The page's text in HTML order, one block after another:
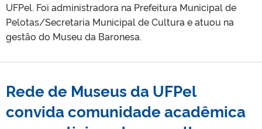
UFPel. Foi administradora na Prefeitura Municipal de
Pelotas/Secretaria Municipal de Cultura e atuou na
gestão do Museu da Baronesa.
Rede de Museus da UFPel
convida comunidade acadêmica